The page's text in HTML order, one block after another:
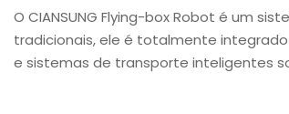
O CIANSUNG Flying-box Robot é um
tradicionais, ele é totalmente
e sistemas de transporte inteligentes